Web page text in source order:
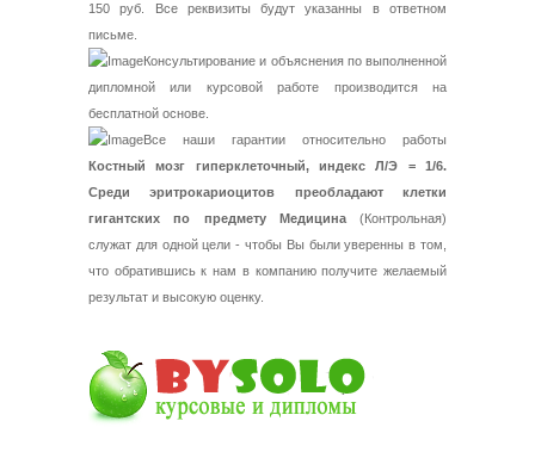
150 руб. Все реквизиты будут указанны в ответном
письме.
Консультирование и объяснения по выполненной
дипломной или курсовой работе производится на
бесплатной основе.
Все наши гарантии относительно работы
Костный мозг гиперклеточный, индекс Л/Э = 1/6.
Среди эритрокариоцитов преобладают клетки
гигантских по предмету Медицина(Контрольная)
служат для одной цели - чтобы Вы были уверенны в том,
что обратившись к нам в компанию получите желаемый
результат и высокую оценку.